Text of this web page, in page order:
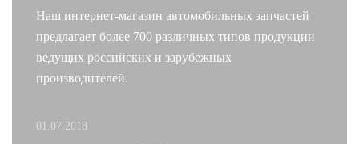
Наш интернет-магазин автомобильных запчастей
предлагает более 700 различных типов продукции
ведущих российских и зарубежных
производителей.
01.07.2018